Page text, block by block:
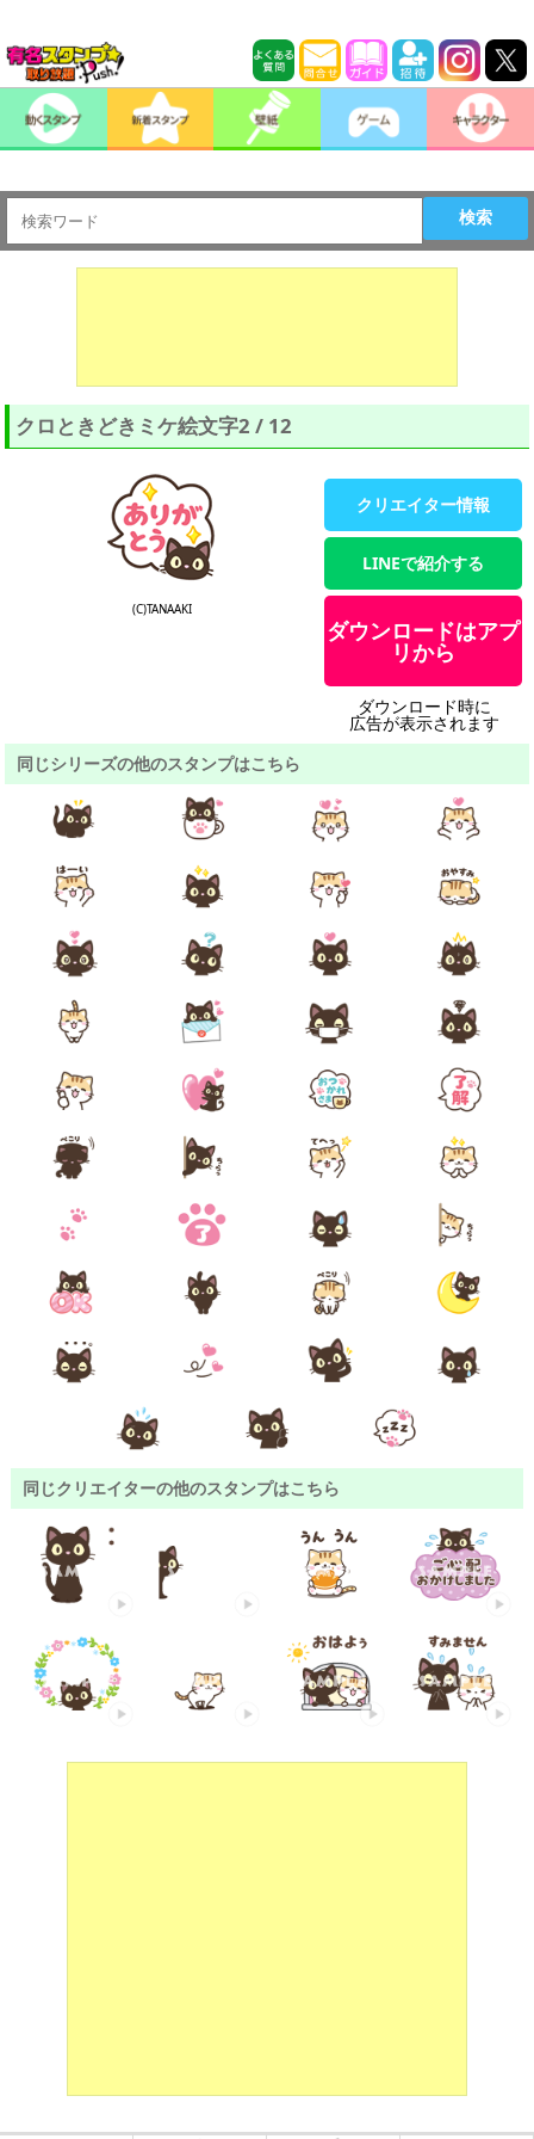
検索
クロときどきミケ絵文字2 / 12
(C)TANAAKI
クリエイター情報
LINEで紹介する
ダウンロードはアプ
リから
ダウンロード時に
広告が表示されます
同じシリーズの他のスタンプはこちら
同じクリエイターの他のスタンプはこちら